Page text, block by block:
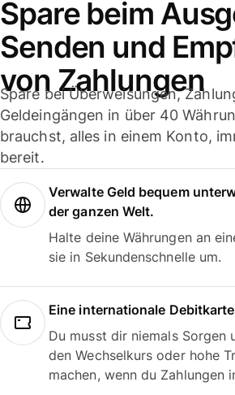
Spare beim
Senden und
von Zahlungen
Spare bei Überweisungen,
Geldeingängen in über 40
brauchst, alles in einem Konto,
bereit.
Verwalte Geld bequem
der ganzen Welt.
Halte deine Währungen an
sie in Sekundenschnelle um.
Eine internationale Debitkarte
Du musst dir niemals Sorgen
den Wechselkurs oder hohe
machen, wenn du Zahlungen